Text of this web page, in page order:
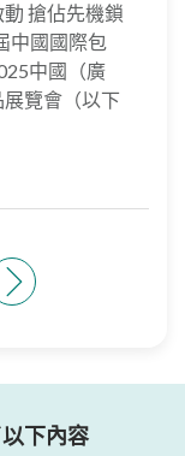
搶佔先機鎖
中國國際包
中國（廣
覽會（以下
下內容